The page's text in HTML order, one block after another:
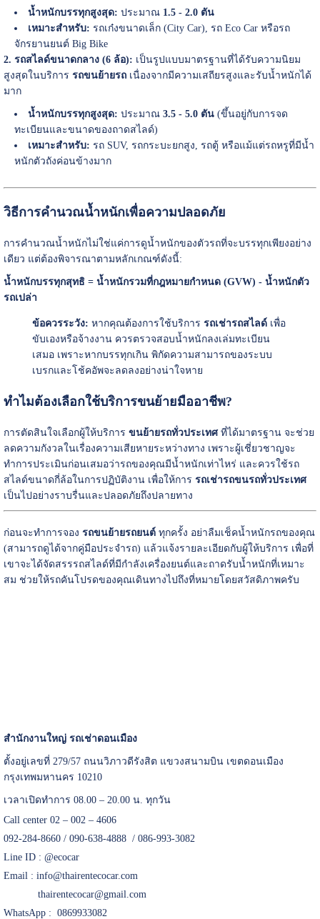
น้ำหนักบรรทุกสูงสุด: ประมาณ 1.5 - 2.0 ตัน
เหมาะสำหรับ: รถเก๋งขนาดเล็ก (City Car), รถ Eco Car หรือรถ
จักรยานยนต์ Big Bike
2. รถสไลด์ขนาดกลาง (6 ล้อ): เป็นรูปแบบมาตรฐานที่ได้รับความนิยม
สูงสุดในบริการ รถขนย้ายรถเนื่องจากมีความเสถียรสูงและรับน้ำหนักได้
มาก
น้ำหนักบรรทุกสูงสุด: ประมาณ 3.5 - 5.0 ตัน(ขึ้นอยู่กับการจด
ทะเบียนและขนาดของถาดสไลด์)
เหมาะสำหรับ: รถ SUV, รถกระบะยกสูง, รถตู้ หรือแม้แต่รถหรูที่มีน้ำ
หนักตัวถังค่อนข้างมาก
วิธีการคำนวณน้ำหนักเพื่อความปลอดภัย
การคำนวณน้ำหนักไม่ใช่แค่การดูน้ำหนักของตัวรถที่จะบรรทุกเพียงอย่าง
เดียว แต่ต้องพิจารณาตามหลักเกณฑ์ดังนี้:
น้ำหนักบรรทุกสุทธิ = น้ำหนักรวมที่กฎหมายกำหนด (GVW) - น้ำหนักตัว
รถเปล่า
ข้อควรระวัง: หากคุณต้องการใช้บริการ รถเช่ารถสไลด์เพื่อ
ขับเองหรือจ้างงาน ควรตรวจสอบน้ำหนักลงเล่มทะเบียน
เสมอ เพราะหากบรรทุกเกิน พิกัดความสามารถของระบบ
เบรกและโช้คอัพจะลดลงอย่างน่าใจหาย
ทำไมต้องเลือกใช้บริการขนย้ายมืออาชีพ?
การตัดสินใจเลือกผู้ให้บริการ ขนย้ายรถทั่วประเทศที่ได้มาตรฐาน จะช่วย
ลดความกังวลในเรื่องความเสียหายระหว่างทาง เพราะผู้เชี่ยวชาญจะ
ทำการประเมินก่อนเสมอว่ารถของคุณมีน้ำหนักเท่าไหร่ และควรใช้รถ
สไลด์ขนาดกี่ล้อในการปฏิบัติงาน เพื่อให้การ รถเช่ารถขนรถทั่วประเทศ
เป็นไปอย่างราบรื่นและปลอดภัยถึงปลายทาง
ก่อนจะทำการจอง รถขนย้ายรถยนต์ทุกครั้ง อย่าลืมเช็คน้ำหนักรถของคุณ
(สามารถดูได้จากคู่มือประจำรถ) แล้วแจ้งรายละเอียดกับผู้ให้บริการ เพื่อที่
เขาจะได้จัดสรรรถสไลด์ที่มีกำลังเครื่องยนต์และถาดรับน้ำหนักที่เหมาะ
สม ช่วยให้รถคันโปรดของคุณเดินทางไปถึงที่หมายโดยสวัสดิภาพครับ
สำนักงานใหญ่ รถเช่าดอนเมือง
ตั้งอยู่เลขที่ 279/57 ถนนวิภาวดีรังสิต แขวงสนามบิน เขตดอนเมือง
กรุงเทพมหานคร 10210
เวลาเปิดทำการ 08.00 – 20.00 น. ทุกวัน
Call center 02 – 002 – 4606
092-284-8660 / 090-638-4888 / 086-993-3082
Line ID : @ecocar
Email : info@thairentecocar.com
thairentecocar@gmail.com
WhatsApp : 0869933082